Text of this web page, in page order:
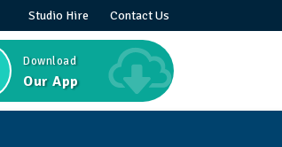
Studio Hire Contact Us
Download
Our App